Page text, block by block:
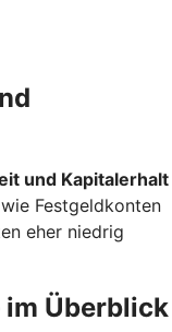
und Kapitalerhalt
Festgeldkonten
eher niedrig
im Überblick